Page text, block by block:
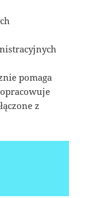
pomaga
z